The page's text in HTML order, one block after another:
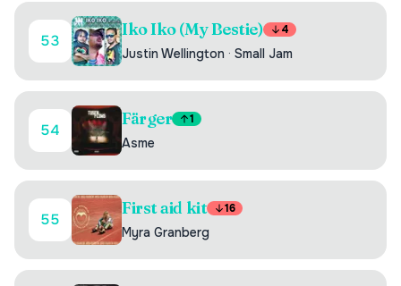
53
Iko Iko (My Bestie) 4
Justin Wellington · Small Jam
54
Färger 1
Asme
55
First aid kit 16
Myra Granberg